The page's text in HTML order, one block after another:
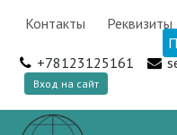
Контакты Реквизиты
+78123125161
Вход на сайт